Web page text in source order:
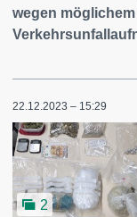
wegen
22.12.2023 – 15:29
2